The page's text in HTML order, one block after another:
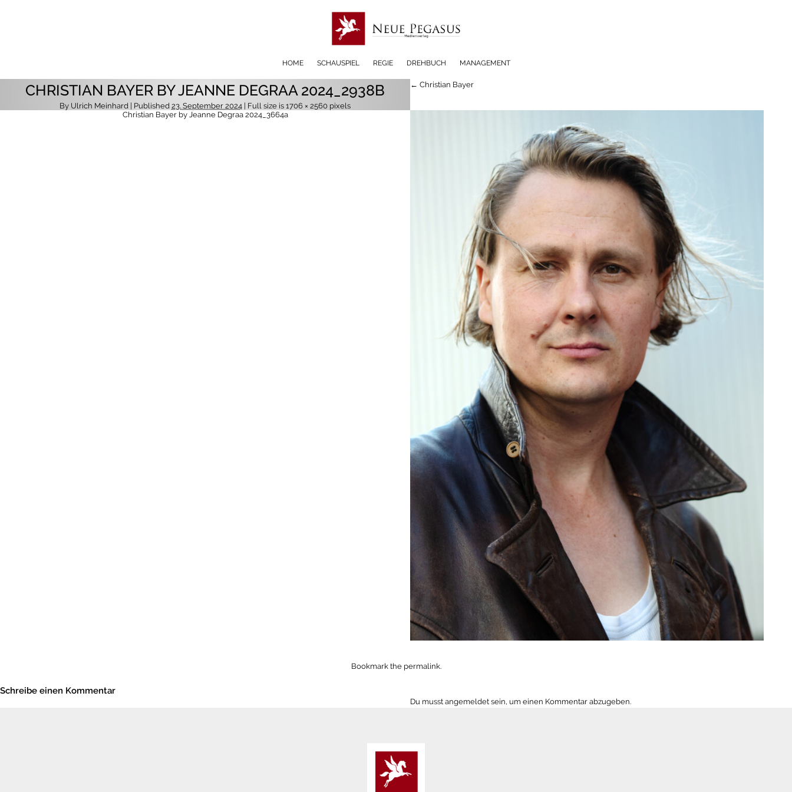
HOME SCHAUSPIEL REGIE DREHBUCH MANAGEMENT
← Christian Bayer
CHRISTIAN BAYER BY JEANNE DEGRAA 2024_2938B
By Ulrich Meinhard | Published 23. September 2024 | Full size is 1706 × 2560 pixels
Christian Bayer by Jeanne Degraa 2024_3664a
Bookmark the permalink.
Schreibe einen Kommentar
Du musst angemeldet sein, um einen Kommentar abzugeben.